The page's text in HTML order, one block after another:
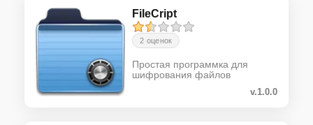
FileCript
2 оценок
Простая программка для
шифрования файлов
v.1.0.0